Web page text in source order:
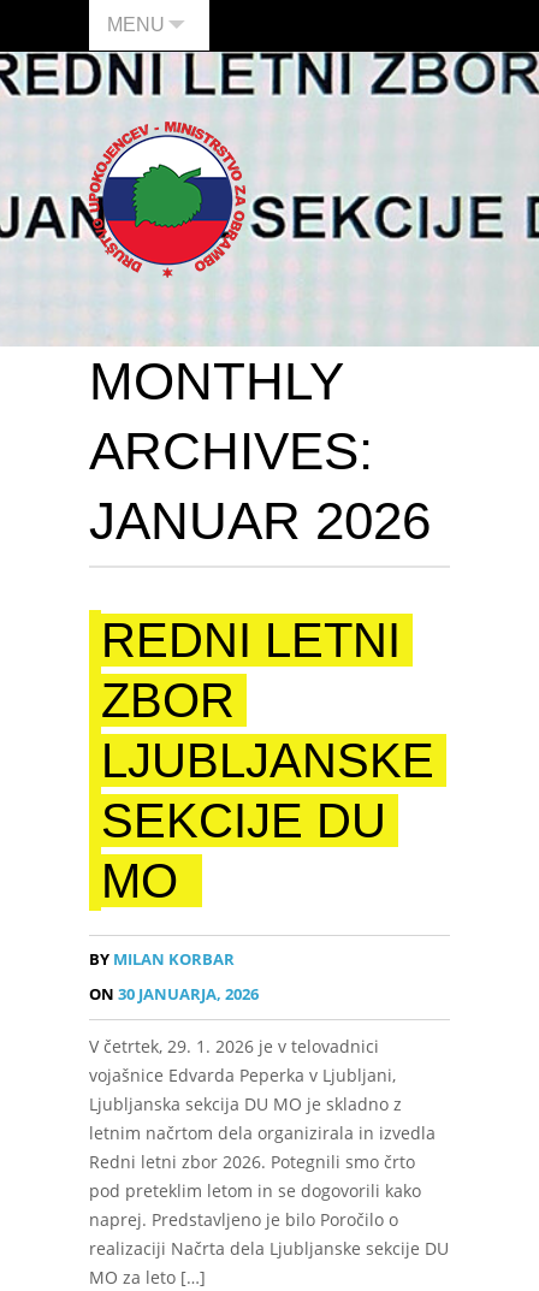
MENU
MONTHLY
ARCHIVES:
JANUAR 2026
REDNI LETNI
ZBOR
LJUBLJANSKE
SEKCIJE DU
MO
BY MILAN KORBAR
ON 30 JANUARJA, 2026
V četrtek, 29. 1. 2026 je v telovadnici
vojašnice Edvarda Peperka v Ljubljani,
Ljubljanska sekcija DU MO je skladno z
letnim načrtom dela organizirala in izvedla
Redni letni zbor 2026. Potegnili smo črto
pod preteklim letom in se dogovorili kako
naprej. Predstavljeno je bilo Poročilo o
realizaciji Načrta dela Ljubljanske sekcije DU
MO za leto […]